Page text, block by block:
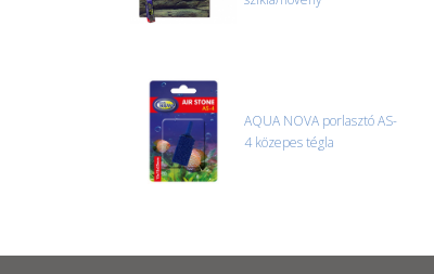
AQUA NOVA porlasztó AS-
4 közepes tégla